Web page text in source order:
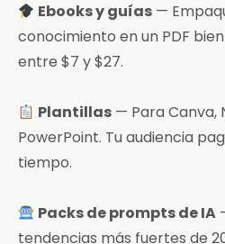
Ebooks y guías —
conocimiento en un PDF
entre $7 y $27.
Plantillas — Para Canva,
PowerPoint. Tu audiencia
tiempo.
Packs de prompts de IA
tendencias más fuertes de